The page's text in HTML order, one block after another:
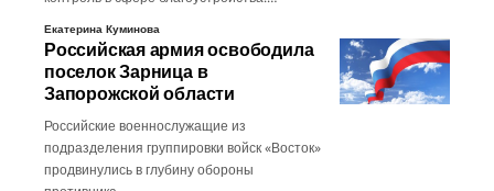
Екатерина Куминова
Российская армия освободила
поселок Зарница в
Запорожской области
Российские военнослужащие из
подразделения группировки войск «Восток»
продвинулись в глубину обороны